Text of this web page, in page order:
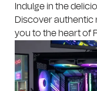
Indulge in the
Discover authentic
you to the heart of